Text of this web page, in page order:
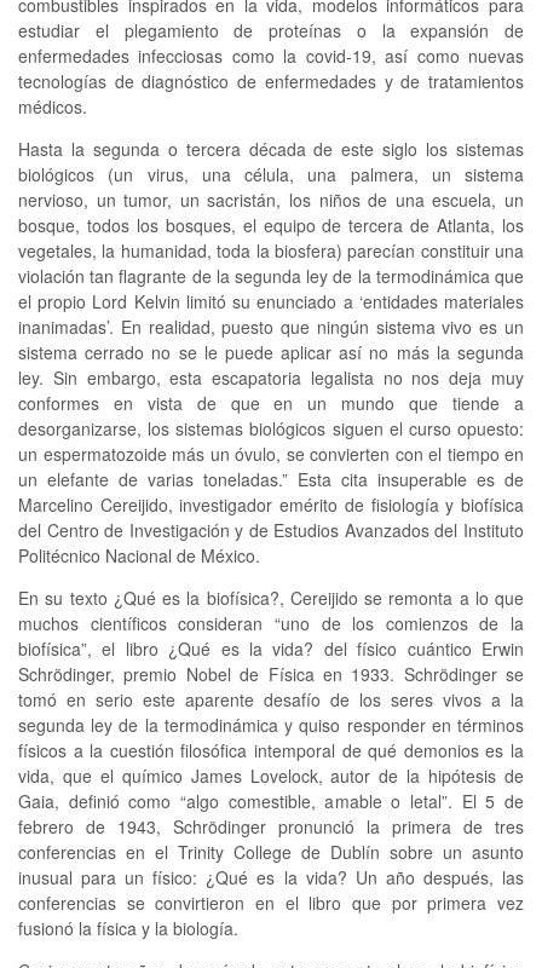
combustibles inspirados en la vida, modelos informáticos para
estudiar el plegamiento de proteínas o la expansión de
enfermedades infecciosas como la covid-19, así como nuevas
tecnologías de diagnóstico de enfermedades y de tratamientos
médicos.
Hasta la segunda o tercera década de este siglo los sistemas
biológicos (un virus, una célula, una palmera, un sistema
nervioso, un tumor, un sacristán, los niños de una escuela, un
bosque, todos los bosques, el equipo de tercera de Atlanta, los
vegetales, la humanidad, toda la biosfera) parecían constituir una
violación tan flagrante de la segunda ley de la termodinámica que
el propio Lord Kelvin limitó su enunciado a ‘entidades materiales
inanimadas’. En realidad, puesto que ningún sistema vivo es un
sistema cerrado no se le puede aplicar así no más la segunda
ley. Sin embargo, esta escapatoria legalista no nos deja muy
conformes en vista de que en un mundo que tiende a
desorganizarse, los sistemas biológicos siguen el curso opuesto:
un espermatozoide más un óvulo, se convierten con el tiempo en
un elefante de varias toneladas.” Esta cita insuperable es de
Marcelino Cereijido, investigador emérito de fisiología y biofísica
del Centro de Investigación y de Estudios Avanzados del Instituto
Politécnico Nacional de México.
En su texto ¿Qué es la biofísica?, Cereijido se remonta a lo que
muchos científicos consideran “uno de los comienzos de la
biofísica”, el libro ¿Qué es la vida? del físico cuántico Erwin
Schrödinger, premio Nobel de Física en 1933. Schrödinger se
tomó en serio este aparente desafío de los seres vivos a la
segunda ley de la termodinámica y quiso responder en términos
físicos a la cuestión filosófica intemporal de qué demonios es la
vida, que el químico James Lovelock, autor de la hipótesis de
Gaia, definió como “algo comestible, amable o letal”. El 5 de
febrero de 1943, Schrödinger pronunció la primera de tres
conferencias en el Trinity College de Dublín sobre un asunto
inusual para un físico: ¿Qué es la vida? Un año después, las
conferencias se convirtieron en el libro que por primera vez
fusionó la física y la biología.